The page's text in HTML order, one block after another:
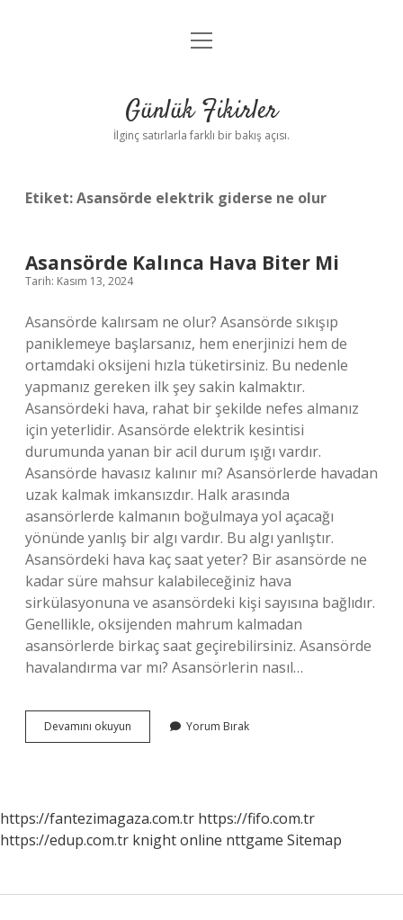
Anasayfa
Yasal Uyarı
menüyü
Günlük Fikirler
İlginç satırlarla farklı bir bakış açısı.
Etiket:Asansörde elektrik giderse ne olur
Asansörde Kalınca Hava Biter Mi
Tarih: Kasım 13, 2024
Asansörde kalırsam ne olur? Asansörde sıkışıp
paniklemeye başlarsanız, hem enerjinizi hem de
ortamdaki oksijeni hızla tüketirsiniz. Bu nedenle
yapmanız gereken ilk şey sakin kalmaktır.
Asansördeki hava, rahat bir şekilde nefes almanız
için yeterlidir. Asansörde elektrik kesintisi
durumunda yanan bir acil durum ışığı vardır.
Asansörde havasız kalınır mı? Asansörlerde havadan
uzak kalmak imkansızdır. Halk arasında
asansörlerde kalmanın boğulmaya yol açacağı
yönünde yanlış bir algı vardır. Bu algı yanlıştır.
Asansördeki hava kaç saat yeter? Bir asansörde ne
kadar süre mahsur kalabileceğiniz hava
sirkülasyonuna ve asansördeki kişi sayısına bağlıdır.
Genellikle, oksijenden mahrum kalmadan
asansörlerde birkaç saat geçirebilirsiniz. Asansörde
havalandırma var mı? Asansörlerin nasıl…
Devamını okuyun Asansörde
Kalınca
Yorum Bırak
https://fantezimagaza.com.tr https://fifo.com.tr
https://edup.com.tr knight online nttgame Sitemap